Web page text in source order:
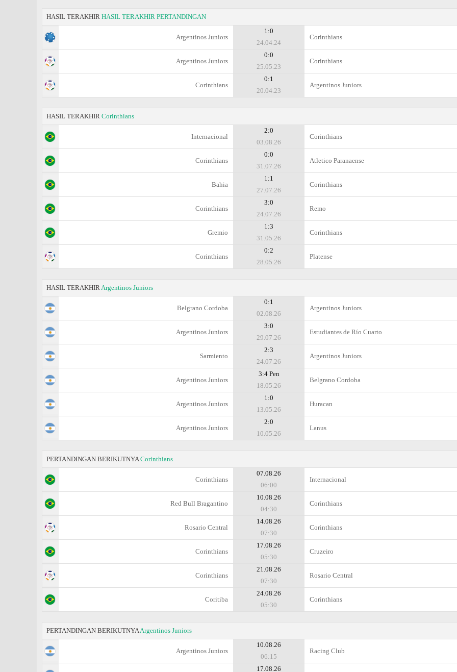
HASIL TERAKHIR HASIL TERAKHIR PERTANDINGAN
Argentinos Juniors
1:0
24.04.24
Corinthians
Argentinos Juniors
0:0
25.05.23
Corinthians
Corinthians
0:1
20.04.23
Argentinos Juniors
HASIL TERAKHIR Corinthians
Internacional
2:0
03.08.26
Corinthians
Corinthians
0:0
31.07.26
Atletico Paranaense
Bahia
1:1
27.07.26
Corinthians
Corinthians
3:0
24.07.26
Remo
Gremio
1:3
31.05.26
Corinthians
Corinthians
0:2
28.05.26
Platense
HASIL TERAKHIRArgentinos Juniors
Belgrano Cordoba
0:1
02.08.26
Argentinos Juniors
Argentinos Juniors
3:0
29.07.26
Estudiantes de Río Cuarto
Sarmiento
2:3
24.07.26
Argentinos Juniors
Argentinos Juniors
3:4 Pen
18.05.26
Belgrano Cordoba
Argentinos Juniors
1:0
13.05.26
Huracan
Argentinos Juniors
2:0
10.05.26
Lanus
PERTANDINGAN BERIKUTNYACorinthians
Corinthians
07.08.26
06:00
Internacional
Red Bull Bragantino
10.08.26
04:30
Corinthians
Rosario Central
14.08.26
07:30
Corinthians
Corinthians
17.08.26
05:30
Cruzeiro
Corinthians
21.08.26
07:30
Rosario Central
Coritiba
24.08.26
05:30
Corinthians
PERTANDINGAN BERIKUTNYAArgentinos Juniors
Argentinos Juniors
10.08.26
06:15
Racing Club
17.08.26